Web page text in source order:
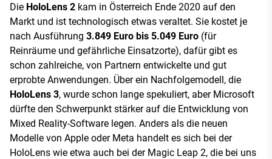
Die HoloLens 2 kam in Österreich Ende 2020 auf den
Markt und ist technologisch etwas veraltet. Sie kostet je
nach Ausführung 3.849 Euro bis 5.049 Euro (für
Reinräume und gefährliche Einsatzorte), dafür gibt es
schon zahlreiche, von Partnern entwickelte und gut
erprobte Anwendungen. Über ein Nachfolgemodell, die
HoloLens 3, wurde schon lange spekuliert, aber Microsoft
dürfte den Schwerpunkt stärker auf die Entwicklung von
Mixed Reality-Software legen. Anders als die neuen
Modelle von Apple oder Meta handelt es sich bei der
HoloLens wie etwa auch bei der Magic Leap 2, die bei uns